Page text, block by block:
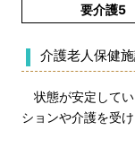
要介護5
介護老人保健
状態が安定して
ションや介護を受け